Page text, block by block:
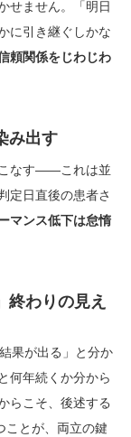
せません。「明日
に引き継ぐしかな
頼関係をじわじわ
み出す
こなす——これは並
定日直後の患者さ
マンス低下は怠惰
わりの見え
果が出る」と分か
何年続くか分から
らこそ、後述する
ことが、両立の鍵